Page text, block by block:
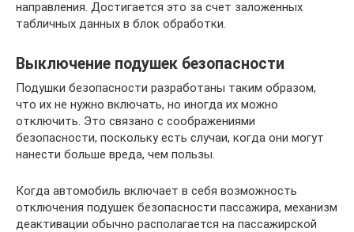
направления. Достигается это за счет заложенных
табличных данных в блок обработки.
Выключение подушек безопасности
Подушки безопасности разработаны таким образом,
что их не нужно включать, но иногда их можно
отключить. Это связано с соображениями
безопасности, поскольку есть случаи, когда они могут
нанести больше вреда, чем пользы.
Когда автомобиль включает в себя возможность
отключения подушек безопасности пассажира, механизм
деактивации обычно располагается на пассажирской